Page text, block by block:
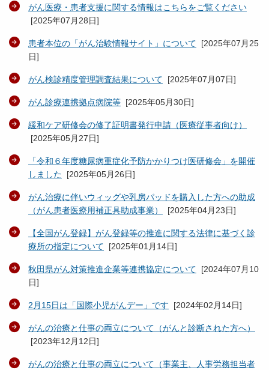
がん医療・患者支援に関する情報はこちらをご覧ください
[2025年07月28日]
患者本位の「がん治験情報サイト」について [2025年07月25
日]
がん検診精度管理調査結果について [2025年07月07日]
がん診療連携拠点病院等 [2025年05月30日]
緩和ケア研修会の修了証明書発行申請（医療従事者向け）
[2025年05月27日]
「令和６年度糖尿病重症化予防かかりつけ医研修会」を開催
しました [2025年05月26日]
がん治療に伴いウィッグや乳房パッドを購入した方への助成
（がん患者医療用補正具助成事業）
[2025年04月23日]
【全国がん登録】がん登録等の推進に関する法律に基づく診
療所の指定について [2025年01月14日]
秋田県がん対策推進企業等連携協定について [2024年07月10
日]
2月15日は「国際小児がんデー」です [2024年02月14日]
がんの治療と仕事の両立について（がんと診断された方へ）
[2023年12月12日]
がんの治療と仕事の両立について（事業主、人事労務担当者